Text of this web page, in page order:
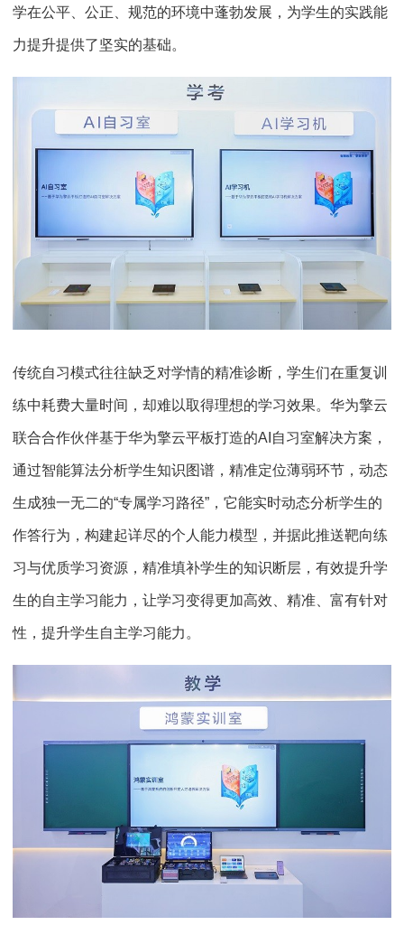
学在公平、公正、规范的环境中蓬勃发展，为学生的实践能
力提升提供了坚实的基础。
传统自习模式往往缺乏对学情的精准诊断，学生们在重复训
练中耗费大量时间，却难以取得理想的学习效果。华为擎云
联合合作伙伴基于华为擎云平板打造的AI自习室解决方案，
通过智能算法分析学生知识图谱，精准定位薄弱环节，动态
生成独一无二的“专属学习路径”，它能实时动态分析学生的
作答行为，构建起详尽的个人能力模型，并据此推送靶向练
习与优质学习资源，精准填补学生的知识断层，有效提升学
生的自主学习能力，让学习变得更加高效、精准、富有针对
性，提升学生自主学习能力。